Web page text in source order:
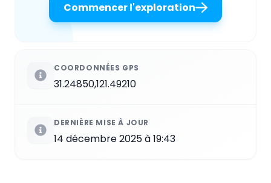
Commencer l'exploration
COORDONNÉES GPS
31.24850,121.49210
DERNIÈRE MISE À JOUR
14 décembre 2025 à 19:43